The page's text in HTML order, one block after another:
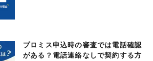
プロミス申込時の審査では電話確認
がある？電話連絡なしで契約する方